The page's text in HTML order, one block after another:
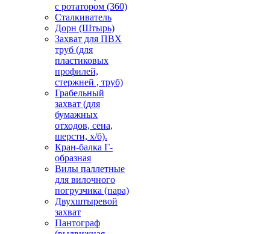
с ротатором (360)
Сталкиватель
Дорн (Штырь)
Захват для ПВХ
труб (для
пластиковых
профилей,
стержней , труб)
Грабельный
захват (для
бумажных
отходов, сена,
шерсти, х/б).
Кран-балка Г-
образная
Вилы паллетные
для вилочного
погрузчика (пара)
Двухштыревой
захват
Пантограф